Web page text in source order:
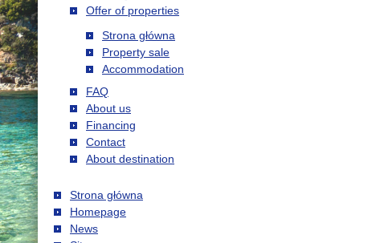
Offer of properties
Strona główna
Property sale
Accommodation
FAQ
About us
Financing
Contact
About destination
Strona główna
Homepage
News